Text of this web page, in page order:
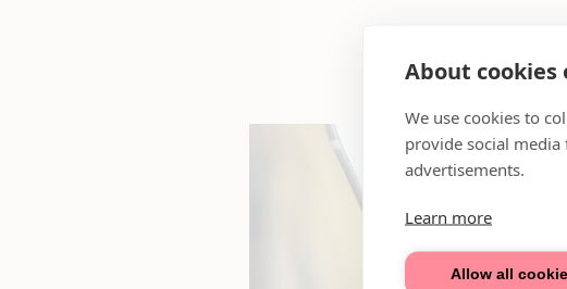
About cookies
We use cookies to
provide social media
advertisements.
Learn more
Allow all